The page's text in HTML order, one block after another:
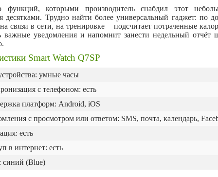
функций, которыми производитель снабдил этот
десятками. Трудно найти более универсальный гаджет: по
на связи в сети, на тренировке – подсчитает потраченные
важные уведомления и напомнит занести недельный отчёт
Smart Watch Q7SP
yмныe чacы
c телефоном: есть
плaтфopм: Аndrоіd, іОЅ
с просмотром или ответом: SMS, почта, календарь,
есть
в интернет: есть
синий (Blue)